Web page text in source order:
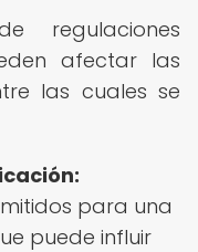
regulaciones
afectar las
las cuales se
para una
puede influir